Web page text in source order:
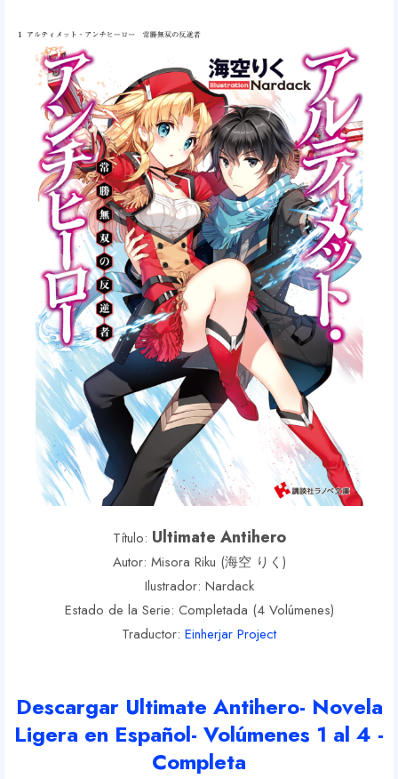
Título: Ultimate Antihero
Autor: Misora Riku (海空 りく)
Ilustrador: Nardack
Estado de la Serie: Completada (4 Volúmenes)
Traductor: Einherjar Project
Descargar Ultimate Antihero- Novela
Ligera en Español- Volúmenes 1 al 4 -
Completa